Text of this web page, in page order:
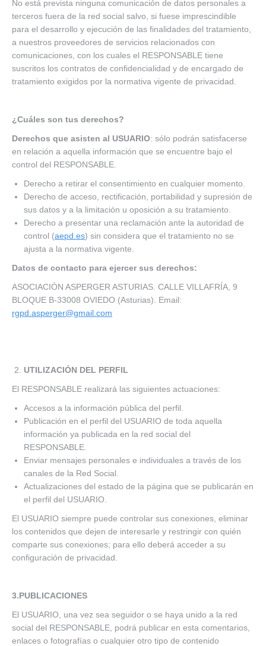
No está prevista ninguna comunicación de datos personales a
terceros fuera de la red social salvo, si fuese imprescindible
para el desarrollo y ejecución de las finalidades del tratamiento,
a nuestros proveedores de servicios relacionados con
comunicaciones, con los cuales el RESPONSABLE tiene
suscritos los contratos de confidencialidad y de encargado de
tratamiento exigidos por la normativa vigente de privacidad.
¿Cuáles son tus derechos?
Derechos que asisten al USUARIO: sólo podrán satisfacerse
en relación a aquella información que se encuentre bajo el
control del RESPONSABLE.
Derecho a retirar el consentimiento en cualquier momento.
Derecho de acceso, rectificación, portabilidad y supresión de
sus datos y a la limitación u oposición a su tratamiento.
Derecho a presentar una reclamación ante la autoridad de
control (aepd.es) sin considera que el tratamiento no se
ajusta a la normativa vigente.
Datos de contacto para ejercer sus derechos:
ASOCIACIÓN ASPERGER ASTURIAS. CALLE VILLAFRÍA, 9
BLOQUE B-33008 OVIEDO (Asturias). Email:
rgpd.asperger@gmail.com
UTILIZACIÓN DEL PERFIL
El RESPONSABLE realizará las siguientes actuaciones:
Accesos a la información pública del perfil.
Publicación en el perfil del USUARIO de toda aquella
información ya publicada en la red social del
RESPONSABLE.
Enviar mensajes personales e individuales a través de los
canales de la Red Social.
Actualizaciones del estado de la página que se publicarán en
el perfil del USUARIO.
El USUARIO siempre puede controlar sus conexiones, eliminar
los contenidos que dejen de interesarle y restringir con quién
comparte sus conexiones; para ello deberá acceder a su
configuración de privacidad.
3.PUBLICACIONES
El USUARIO, una vez sea seguidor o se haya unido a la red
social del RESPONSABLE, podrá publicar en esta comentarios,
enlaces o fotografías o cualquier otro tipo de contenido